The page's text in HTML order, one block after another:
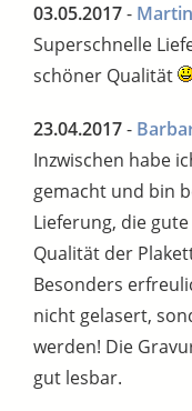
03.05.2017-
Superschnelle
schöner Qualität
23.04.2017-
Inzwischen habe
gemacht und bin
Lieferung, die
Qualität der
Besonders
nicht gelasert,
werden! Die
gut lesbar.